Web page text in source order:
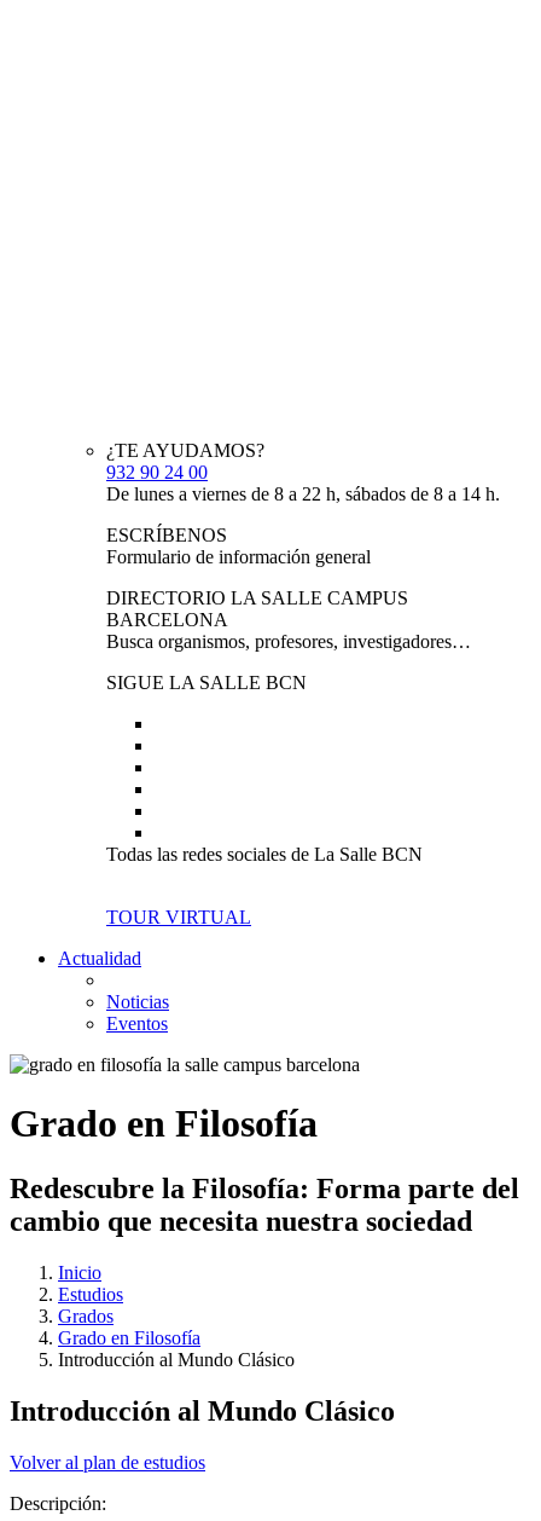
¿TE AYUDAMOS?
932 90 24 00
De lunes a viernes de 8 a 22 h, sábados de 8 a 14 h.
ESCRÍBENOS
Formulario de información general
DIRECTORIO LA SALLE CAMPUS
BARCELONA
Busca organismos, profesores, investigadores…
SIGUE LA SALLE BCN
Todas las redes sociales de La Salle BCN
TOUR VIRTUAL
Actualidad
Noticias
Eventos
Grado en Filosofía
Redescubre la Filosofía: Forma parte del
cambio que necesita nuestra sociedad
Inicio
Estudios
Grados
Grado en Filosofía
Introducción al Mundo Clásico
Introducción al Mundo Clásico
Volver al plan de estudios
Descripción: